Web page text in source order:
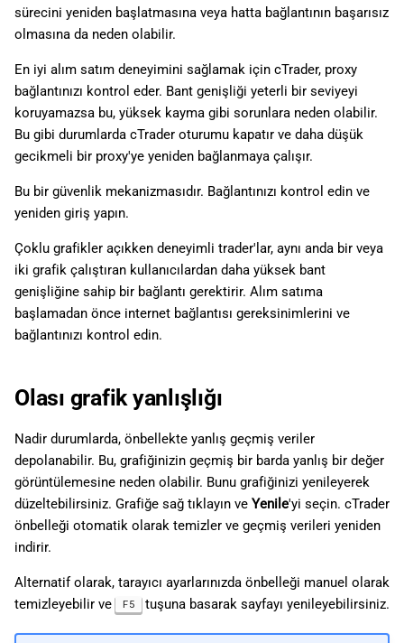
Français
Polski
Русский
Türkçe
y
o
sürecini yeniden başlatmasına veya hatta bağlantının başarısız
olmasına da neden olabilir.
En iyi alım satım deneyimini sağlamak için cTrader, proxy
bağlantınızı kontrol eder. Bant genişliği yeterli bir seviyeyi
koruyamazsa bu, yüksek kayma gibi sorunlara neden olabilir.
Bu gibi durumlarda cTrader oturumu kapatır ve daha düşük
gecikmeli bir proxy'ye yeniden bağlanmaya çalışır.
Bu bir güvenlik mekanizmasıdır. Bağlantınızı kontrol edin ve
yeniden giriş yapın.
Çoklu grafikler açıkken deneyimli trader'lar, aynı anda bir veya
iki grafik çalıştıran kullanıcılardan daha yüksek bant
genişliğine sahip bir bağlantı gerektirir. Alım satıma
başlamadan önce internet bağlantısı gereksinimlerini ve
bağlantınızı kontrol edin.
Olası grafik yanlışlığı
Nadir durumlarda, önbellekte yanlış geçmiş veriler
depolanabilir. Bu, grafiğinizin geçmiş bir barda yanlış bir değer
görüntülemesine neden olabilir. Bunu grafiğinizi yenileyerek
düzeltebilirsiniz. Grafiğe sağ tıklayın ve Yenile'yi seçin. cTrader
önbelleği otomatik olarak temizler ve geçmiş verileri yeniden
indirir.
Alternatif olarak, tarayıcı ayarlarınızda önbelleği manuel olarak
temizleyebilir ve
F5 tuşuna basarak sayfayı yenileyebilirsiniz.